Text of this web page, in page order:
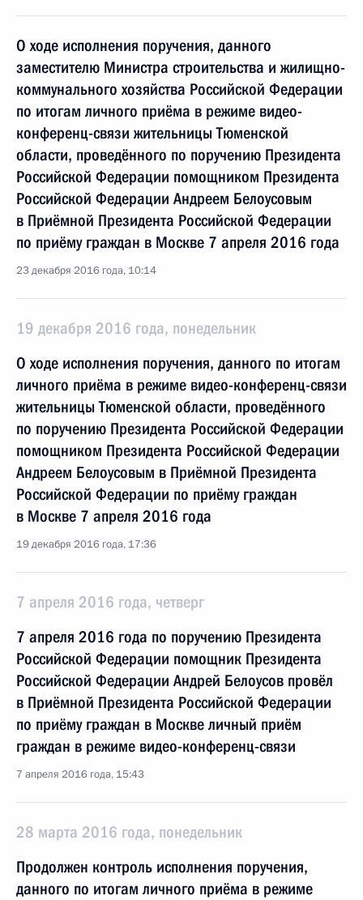
О ходе исполнения поручения, данного
заместителю Министра строительства и жилищно-
коммунального хозяйства Российской Федерации
по итогам личного приёма в режиме видео-
конференц-связи жительницы Тюменской
области, проведённого по поручению Президента
Российской Федерации помощником Президента
Российской Федерации Андреем Белоусовым
в Приёмной Президента Российской Федерации
по приёму граждан в Москве 7 апреля 2016 года
23 декабря 2016 года, 10:14
19 декабря 2016 года, понедельник
О ходе исполнения поручения, данного по итогам
личного приёма в режиме видео-конференц-связи
жительницы Тюменской области, проведённого
по поручению Президента Российской Федерации
помощником Президента Российской Федерации
Андреем Белоусовым в Приёмной Президента
Российской Федерации по приёму граждан
в Москве 7 апреля 2016 года
19 декабря 2016 года, 17:36
7 апреля 2016 года, четверг
7 апреля 2016 года по поручению Президента
Российской Федерации помощник Президента
Российской Федерации Андрей Белоусов провёл
в Приёмной Президента Российской Федерации
по приёму граждан в Москве личный приём
граждан в режиме видео-конференц-связи
7 апреля 2016 года, 15:43
28 марта 2016 года, понедельник
Продолжен контроль исполнения поручения,
данного по итогам личного приёма в режиме